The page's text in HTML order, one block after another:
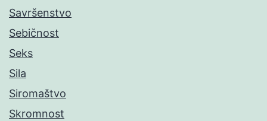
Savršenstvo
Sebičnost
Seks
Sila
Siromaštvo
Skromnost